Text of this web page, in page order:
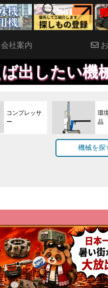
会社案内
、HPに載
コンプレッサ
ー
環
品
機械を探